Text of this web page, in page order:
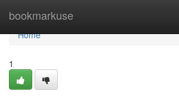
bookmarkuse
Home
Home
1